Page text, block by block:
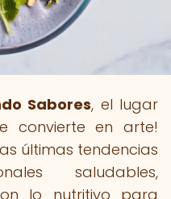
Sabores, el lugar
convierte en arte!
últimas tendencias
saludables,
lo nutritivo para